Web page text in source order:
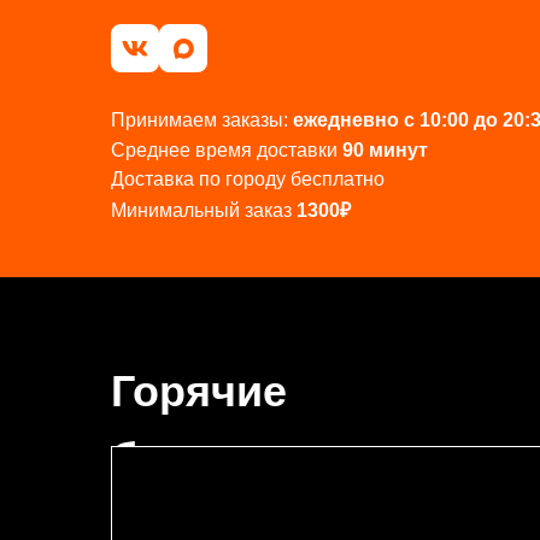
Принимаем заказы: ежедневно с 10:00 до
Среднее время доставки 90 минут
Доставка по городу бесплатно
Минимальный заказ 1300₽
Горячие
блюда